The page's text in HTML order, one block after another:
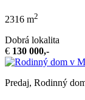
2316 m2
Dobrá lokalita
€ 130 000,-
Predaj, Rodinný